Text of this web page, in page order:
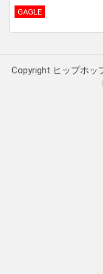
GAGLE
Copyright ヒップホッ